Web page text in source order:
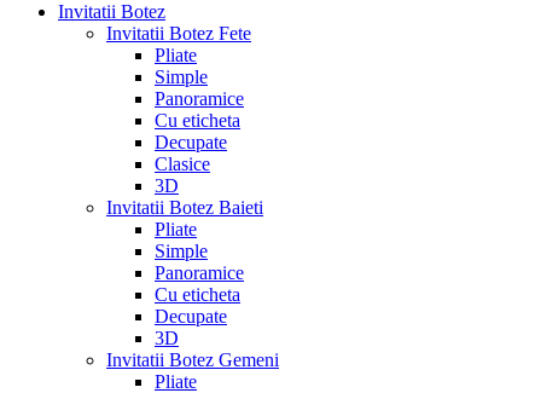
Invitatii Botez
Invitatii Botez Fete
Pliate
Simple
Panoramice
Cu eticheta
Decupate
Clasice
3D
Invitatii Botez Baieti
Pliate
Simple
Panoramice
Cu eticheta
Decupate
3D
Invitatii Botez Gemeni
Pliate